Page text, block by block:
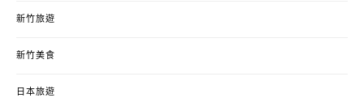
新竹旅遊
新竹美食
日本旅遊